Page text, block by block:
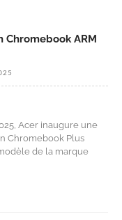
Chromebook ARM
Acer inaugure une
Chromebook Plus
de la marque